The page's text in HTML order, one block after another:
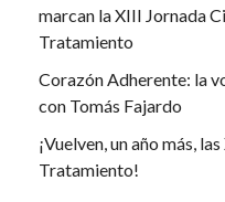
marcan la XIII Jornada
Tratamiento
Corazón Adherente: la
con Tomás Fajardo
¡Vuelven, un año más,
Tratamiento!